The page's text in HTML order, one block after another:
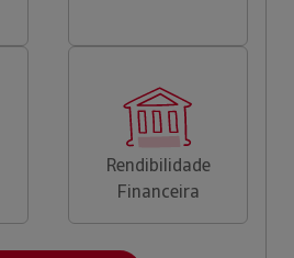
Rendibilidade
Financeira